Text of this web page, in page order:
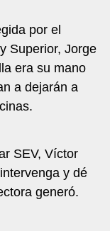
por el
Superior, Jorge
era su mano
a dejarán a
SEV, Víctor
y dé
generó.